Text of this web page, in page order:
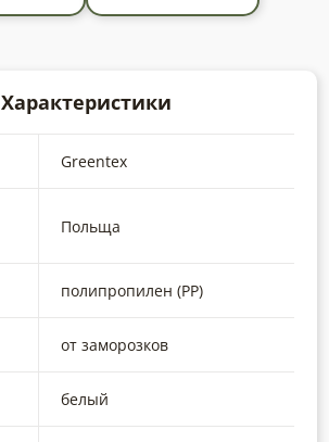
Характеристики
Greentex
Польща
полипропилен (РР)
от заморозков
белый